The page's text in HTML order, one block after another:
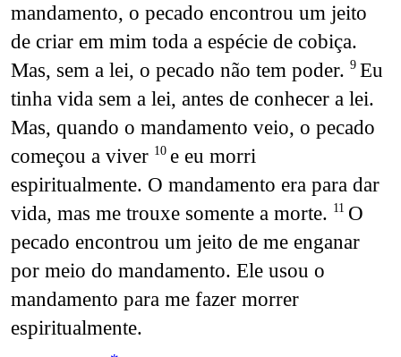
mandamento, o pecado encontrou um jeito
de criar em mim toda a espécie de cobiça.
Mas, sem a lei, o pecado não tem poder. 9 Eu
tinha vida sem a lei, antes de conhecer a lei.
Mas, quando o mandamento veio, o pecado
começou a viver 10 e eu morri
espiritualmente. O mandamento era para dar
vida, mas me trouxe somente a morte. 11 O
pecado encontrou um jeito de me enganar
por meio do mandamento. Ele usou o
mandamento para me fazer morrer
espiritualmente.